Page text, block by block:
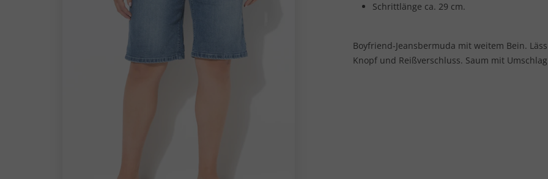
Schrittlänge ca. 29 cm.
Boyfriend-Jeansbermuda mit weitem Bein.
Knopf und Reißverschluss. Saum mit